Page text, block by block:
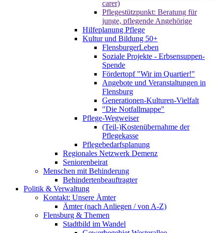
carer)
Pflegestützpunkt: Beratung für
junge, pflegende Angehörige
Hilfeplanung Pflege
Kultur und Bildung 50+
FlensburgerLeben
Soziale Projekte - Erbsensuppen-
Spende
Fördertopf "Wir im Quartier!"
Angebote und Veranstaltungen in
Flensburg
Generationen-Kulturen-Vielfalt
"Die Notfallmappe"
Pflege-Wegweiser
(Teil-)Kostenübernahme der
Pflegekasse
Pflegebedarfsplanung
Regionales Netzwerk Demenz
Seniorenbeirat
Menschen mit Behinderung
Behindertenbeauftragter
Politik & Verwaltung
Kontakt: Unsere Ämter
Ämter (nach Anliegen / von A-Z)
Flensburg & Themen
Stadtbild im Wandel